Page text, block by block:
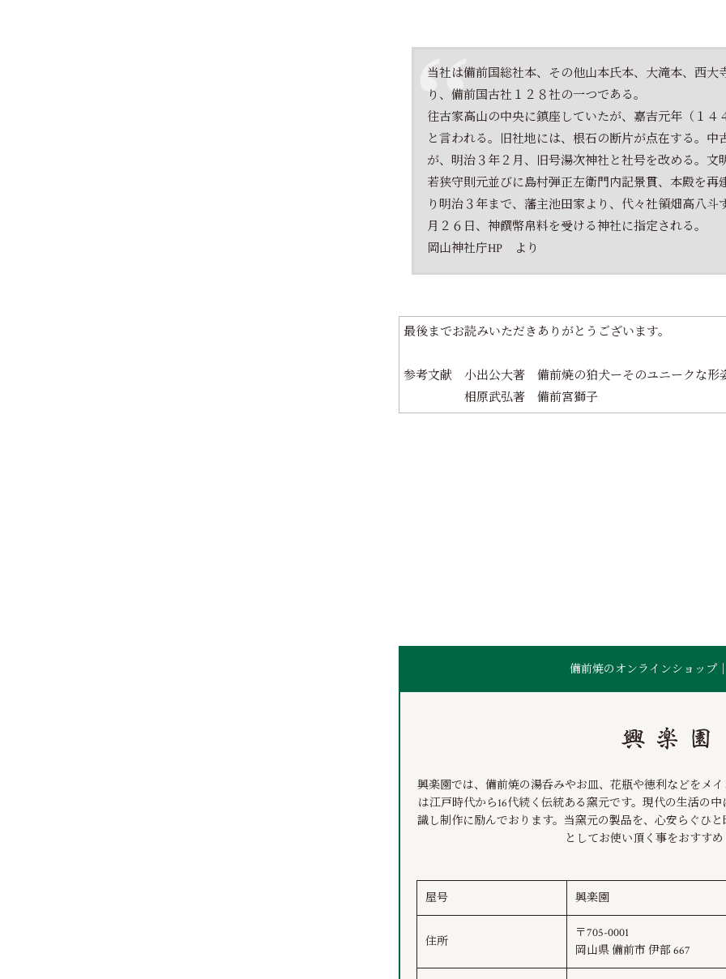
当社は備前国総社本、その他山本氏本、大滝本、西大
り、備前国古社１２８社の一つである。
往古家高山の中央に鎮座していたが、嘉吉元年（１４
と言われる。旧社地には、根石の断片が点在する。中
が、明治３年２月、旧号湯次神社と社号を改める。文
若狭守則元並びに島村弾正左衛門内記景貫、本殿を再
り明治３年まで、藩主池田家より、代々社領畑高八斗
月２６日、神饌幣帛料を受ける神社に指定される。
岡山神社庁HP より
最後までお読みいただきありがとうございます。
参考文献 小出公大著 備前焼の狛犬ーそのユニークな形
相原武弘著 備前宮獅子
備前焼のオンラインショップ
興楽園では、備前焼の湯呑みやお皿、花瓶や徳利などをメ
は江戸時代から16代続く伝統ある窯元です。現代の生活の
識し制作に励んでおります。当窯元の製品を、心安らぐひ
としてお使い頂く事をおすすめ
屋号 興楽園
住所
〒705-0001
岡山県 備前市 伊部 667